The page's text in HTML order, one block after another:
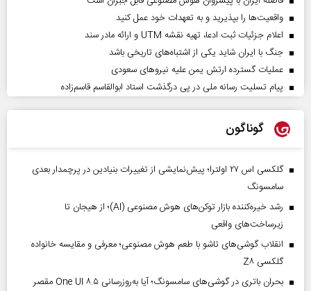
واقعیت‌ها را بپذیرید و به تعهدات خود عمل کنید
اعلام جزئیات ثبت ادعا، تهیه نقشه UTM و ارائه مادر سند
جنگ با ایران شاید یکی از اشتباه‌های تاریخی باشد
عملیات گسترده ارتش یمن علیه نیروهای سعودی
پیام تسلیت رسانه ملی در پی درگذشت استاد ابوالقاسم قاسم‌زاده
گوناگون
گلکسی اس ۲۷ اولترا؛ پیش‌نمایشی از تغییرات بنیادین در پرچمدار بعدی
سامسونگ
رشد خیره‌کننده بازار توکن‌های هوش مصنوعی (AI)؛ از هیجان تا
زیرساخت‌های واقعی
انقلاب گوشی‌های تاشو‌ با طعم هوش مصنوعی؛ معرفی و مقایسه خانواده
گلکسی Z۸
بحران باتری در گوشی‌های سامسونگ؛ آیا به‌روزرسانی One UI ۸.۵ مقصر